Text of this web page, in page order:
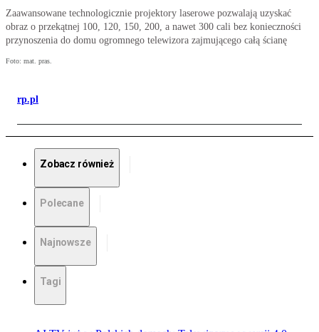
Zaawansowane technologicznie projektory laserowe pozwalają uzyskać
obraz o przekątnej 100, 120, 150, 200, a nawet 300 cali bez konieczności
przynoszenia do domu ogromnego telewizora zajmującego całą ścianę
Foto: mat. pras.
rp.pl
Zobacz również
Polecane
Najnowsze
Tagi